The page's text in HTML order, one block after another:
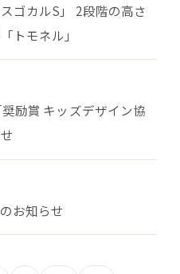
ゴカルS」 2段階の高さ
トモネル」
励賞 キッズデザイン協
お知らせ